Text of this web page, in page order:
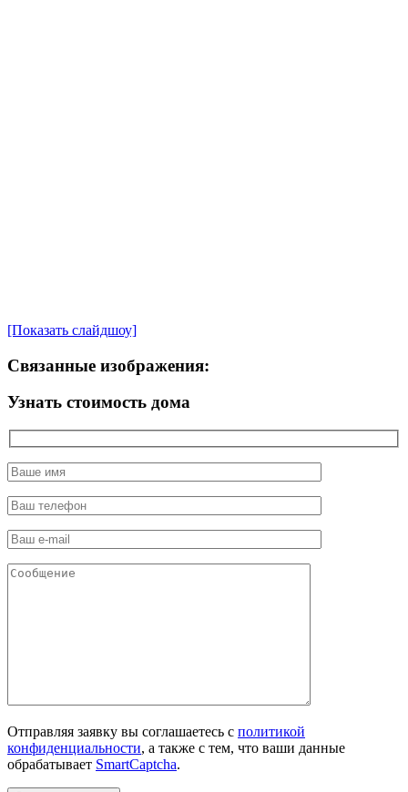
[Показать слайдшоу]
Связанные изображения:
Узнать стоимость дома
Отправляя заявку вы соглашаетесь с политикой
конфиденциальности, а также с тем, что ваши данные
обрабатывает SmartCaptcha.